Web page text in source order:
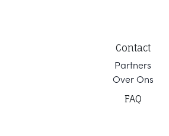
Contact
Partners
Over Ons
FAQ